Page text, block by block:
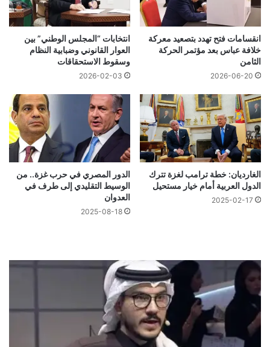
انقسامات فتح تهدد بتصعيد معركة
خلافة عباس بعد مؤتمر الحركة
الثامن
2026-06-20
انتخابات “المجلس الوطني” بين
العوار القانوني وضبابية النظام
وسقوط الاستحقاقات
2026-02-03
الغارديان: خطة ترامب لغزة تترك
الدول العربية أمام خيار مستحيل
2025-02-17
الدور المصري في حرب غزة.. من
الوسيط التقليدي إلى طرف في
العدوان
2025-08-18